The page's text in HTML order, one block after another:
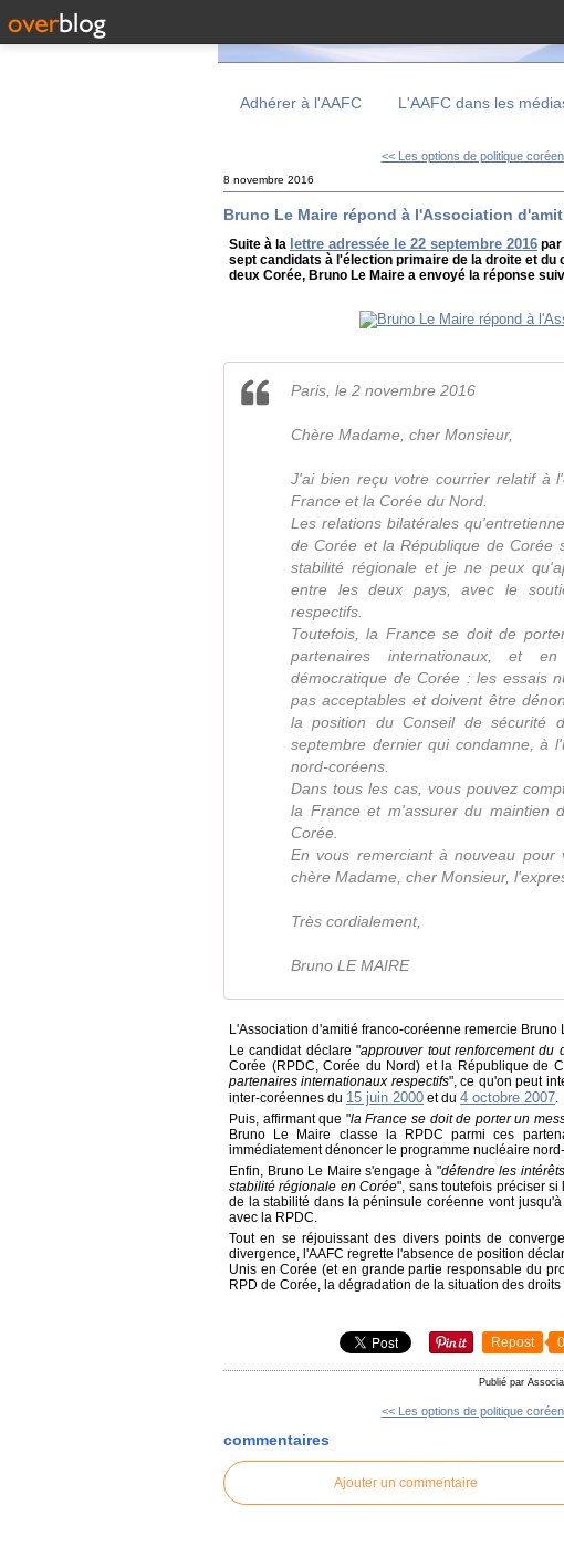
Adhérer à l'AAFC L'AAFC dans les
<< Les options de politique
8 novembre 2016
Bruno Le Maire répond à l'Association
Suite à la lettre adressée le 22 septembre 2016 par
sept candidats à l'élection primaire de la droite et
deux Corée, Bruno Le Maire a envoyé la réponse
Paris, le 2 novembre 2016
Chère Madame, cher Monsieur,
J'ai bien reçu votre courrier relatif à
France et la Corée du Nord.
Les relations bilatérales
de Corée et la République de Corée
stabilité régionale et je ne peux
entre les deux pays, avec le
respectifs.
Toutefois, la France se doit de
partenaires internationaux, et
démocratique de Corée : les essais
pas acceptables et doivent être
la position du Conseil de sécurité
septembre dernier qui condamne, à
nord-coréens.
Dans tous les cas, vous pouvez
la France et m'assurer du maintien
Corée.
En vous remerciant à nouveau pour
chère Madame, cher Monsieur,
Très cordialement,
Bruno LE MAIRE
L'Association d'amitié franco-coréenne remercie Bruno
Le candidat déclare "approuver tout renforcement du
Corée (RPDC, Corée du Nord) et la République de
partenaires internationaux respectifs", ce qu'on peut
inter-coréennes du 15 juin 2000 et du 4 octobre 2007.
Puis, affirmant que "la France se doit de porter un
Bruno Le Maire classe la RPDC parmi ces
immédiatement dénoncer le programme nucléaire
Enfin, Bruno Le Maire s'engage à "défendre les
stabilité régionale en Corée", sans toutefois préciser
de la stabilité dans la péninsule coréenne vont
avec la RPDC.
Tout en se réjouissant des divers points de
divergence, l'AAFCregrette l'absence de position
Unis en Corée (et en grande partie responsable du
RPD de Corée, la dégradation de la situation des
Repost 0
Publié par
<< Les options de politique
commentaires
Ajouter un commentaire